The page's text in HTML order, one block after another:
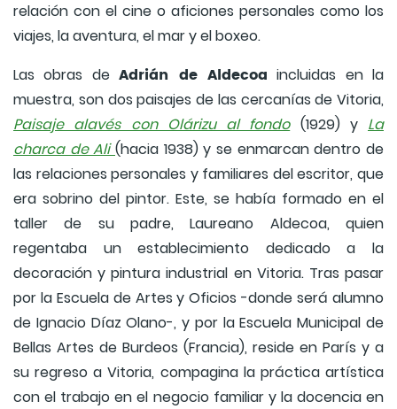
relación con el cine o aficiones personales como los
viajes, la aventura, el mar y el boxeo.
Las obras deAdrián de Aldecoa incluidas en la
muestra, son dos paisajes de las cercanías de Vitoria,
Paisaje alavés con Olárizu al fondo(1929) y La
charca de Ali(hacia 1938) y se enmarcan dentro de
las relaciones personales y familiares del escritor, que
era sobrino del pintor. Este, se había formado en el
taller de su padre, Laureano Aldecoa, quien
regentaba un establecimiento dedicado a la
decoración y pintura industrial en Vitoria. Tras pasar
por la Escuela de Artes y Oficios -donde será alumno
de Ignacio Díaz Olano-, y por la Escuela Municipal de
Bellas Artes de Burdeos (Francia), reside en París y a
su regreso a Vitoria, compagina la práctica artística
con el trabajo en el negocio familiar y la docencia en